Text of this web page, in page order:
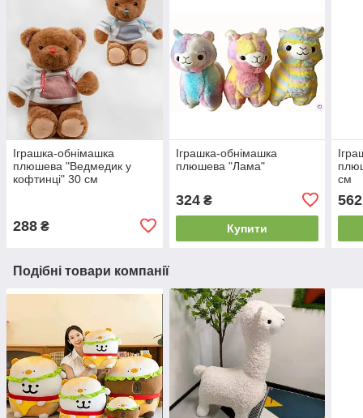
Іграшка-обнімашка
плюшева "Ведмедик у
кофтинці" 30 см
288 ₴
Іграшка-обнімашка
плюшева "Лама"
324₴
Купити
см
Подібні товари компанії